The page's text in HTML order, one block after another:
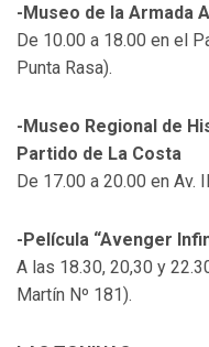
-Museo de la Armada
De 10.00 a 18.00 en el
Punta Rasa).
-Museo Regional de
Partido de La Costa
De 17.00 a 20.00 en Av.
-Película “Avenger
A las 18.30, 20,30 y
Martín Nº 181).